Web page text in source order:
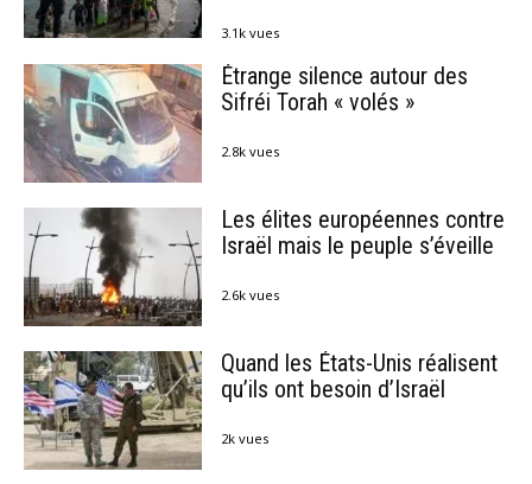
3.1k vues
Étrange silence autour des
Sifréi Torah « volés »
2.8k vues
Les élites européennes contre
Israël mais le peuple s’éveille
2.6k vues
Quand les États-Unis réalisent
qu’ils ont besoin d’Israël
2k vues